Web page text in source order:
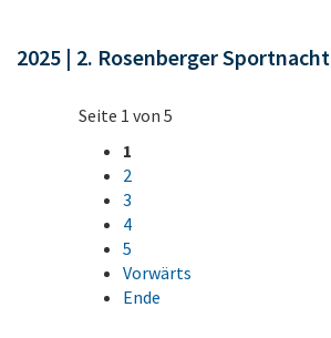
2025 | 2. Rosenberger Sportnacht
Seite 1 von 5
1
2
3
4
5
Vorwärts
Ende